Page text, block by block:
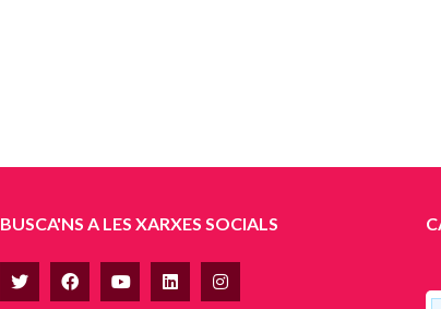
BUSCA'NS A LES XARXES SOCIALS